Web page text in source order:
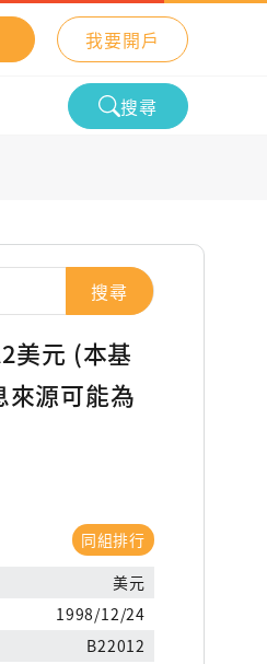
我要開戶
搜尋
搜尋
美元 (本基
來源可能為
同組排行
美元
1998/12/24
B22012